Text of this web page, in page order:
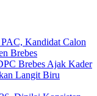
Kandidat Calon
Brebes
Brebes Ajak Kader
Langit Biru